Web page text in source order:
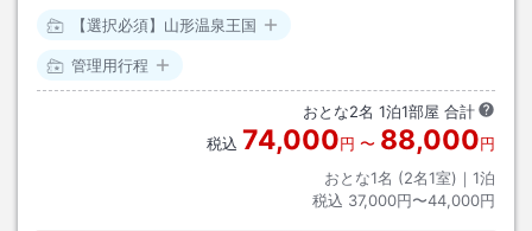
【選択必須】山形温泉王国
管理用行程
おとな2名 1泊1部屋 合計
税込 74,000円 〜 88,000円
おとな1名 (2名1室)｜ 1泊
税込 37,000円〜44,000円